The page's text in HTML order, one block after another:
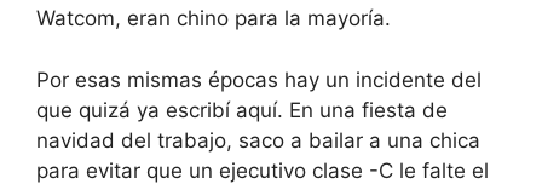
Watcom, eran chino para la mayoría.
Por esas mismas épocas hay un incidente del
que quizá ya escribí aquí. En una fiesta de
navidad del trabajo, saco a bailar a una chica
para evitar que un ejecutivo clase -C le falte el